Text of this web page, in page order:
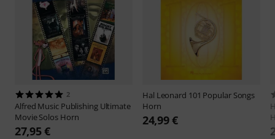
2
Alfred Music Publishing Ultimate
Movie Solos Horn
27,95 €
Hal Leonard 101 Popular Songs
Horn
24,99 €